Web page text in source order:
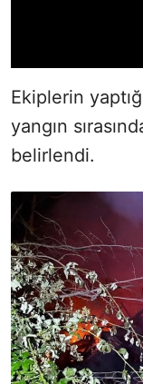
Ekiplerin
yangın
belirlendi.